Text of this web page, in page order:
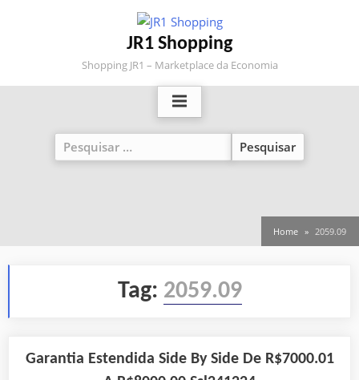
JR1 Shopping
Shopping JR1 – Marketplace da Economia
Pesquisar
por:
Home 2059.09
Tag: 2059.09
Garantia Estendida Side By Side De R$7000.01